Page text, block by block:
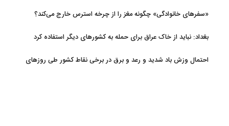
«سفرهای خانوادگی» چگونه مغز را از چرخه استرس خارج می‌کند؟
بغداد: نباید از خاک عراق برای حمله به کشورهای دیگر استفاده کرد
احتمال وزش باد شدید و رعد و برق در برخی نقاط کشور طی روزهای